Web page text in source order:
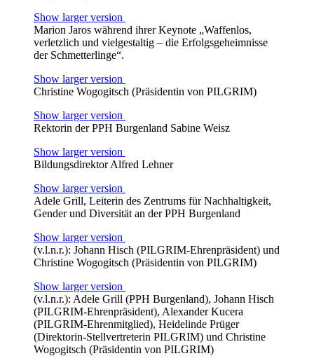
Show larger version
Marion Jaros während ihrer Keynote „Waffenlos,
verletzlich und vielgestaltig – die Erfolgsgeheimnisse
der Schmetterlinge“.
Show larger version
Christine Wogogitsch (Präsidentin von PILGRIM)
Show larger version
Rektorin der PPH Burgenland Sabine Weisz
Show larger version
Bildungsdirektor Alfred Lehner
Show larger version
Adele Grill, Leiterin des Zentrums für Nachhaltigkeit,
Gender und Diversität an der PPH Burgenland
Show larger version
(v.l.n.r.): Johann Hisch (PILGRIM-Ehrenpräsident) und
Christine Wogogitsch (Präsidentin von PILGRIM)
Show larger version
(v.l.n.r.): Adele Grill (PPH Burgenland), Johann Hisch
(PILGRIM-Ehrenpräsident), Alexander Kucera
(PILGRIM-Ehrenmitglied), Heidelinde Prüger
(Direktorin-Stellvertreterin PILGRIM) und Christine
Wogogitsch (Präsidentin von PILGRIM)